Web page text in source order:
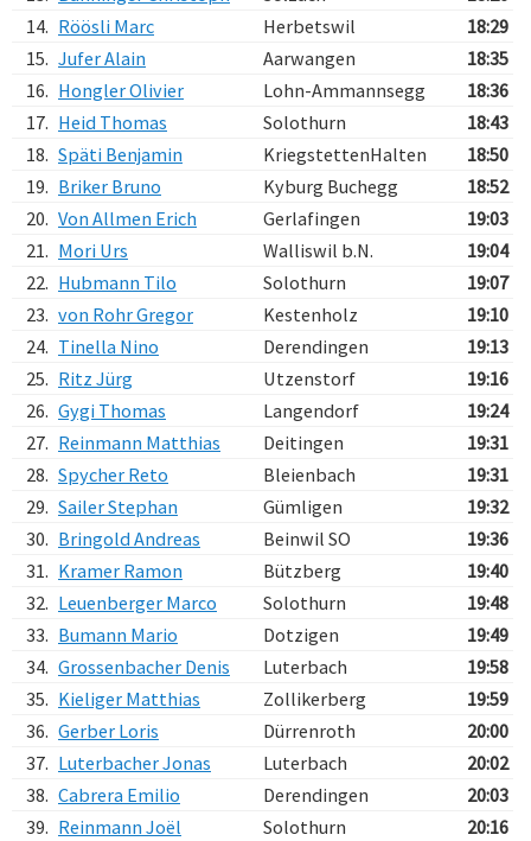
14. Röösli Marc Herbetswil
18:29
15. Jufer Alain Aarwangen
18:35
16. Hongler Olivier Lohn-Ammannsegg
18:36
17. Heid Thomas Solothurn
18:43
18. Späti Benjamin KriegstettenHalten
18:50
19. Briker Bruno Kyburg Buchegg
18:52
20. Von Allmen Erich Gerlafingen
19:03
21. Mori Urs Walliswil b.N.
19:04
22. Hubmann Tilo Solothurn
19:07
23. von Rohr Gregor Kestenholz
19:10
24. Tinella Nino Derendingen
19:13
25. Ritz Jürg Utzenstorf
19:16
26. Gygi Thomas Langendorf
19:24
27. Reinmann Matthias Deitingen
19:31
28. Spycher Reto Bleienbach
19:31
29. Sailer Stephan Gümligen
19:32
30. Bringold Andreas Beinwil SO
19:36
31. Kramer Ramon Bützberg
19:40
32. Leuenberger Marco Solothurn
19:48
33. Bumann Mario Dotzigen
19:49
34. Grossenbacher Denis Luterbach
19:58
35. Kieliger Matthias Zollikerberg
19:59
36. Gerber Loris Dürrenroth
20:00
37. Luterbacher Jonas Luterbach
20:02
38. Cabrera Emilio Derendingen
20:03
39. Reinmann Joël Solothurn
20:16